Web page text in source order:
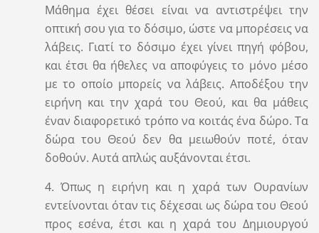
Μάθημα έχει θέσει είναι να αντιστρέψει την
οπτική σου για το δόσιμο, ώστε να μπορέσεις να
λάβεις. Γιατί το δόσιμο έχει γίνει πηγή φόβου,
και έτσι θα ήθελες να αποφύγεις το μόνο μέσο
με το οποίο μπορείς να λάβεις. Αποδέξου την
ειρήνη και την χαρά του Θεού, και θα μάθεις
έναν διαφορετικό τρόπο να κοιτάς ένα δώρο. Τα
δώρα του Θεού δεν θα μειωθούν ποτέ, όταν
δοθούν. Αυτά απλώς αυξάνονται έτσι.
4. Όπως η ειρήνη και η χαρά των Ουρανίων
εντείνονται όταν τις δέχεσαι ως δώρα του Θεού
προς εσένα, έτσι και η χαρά του Δημιουργού